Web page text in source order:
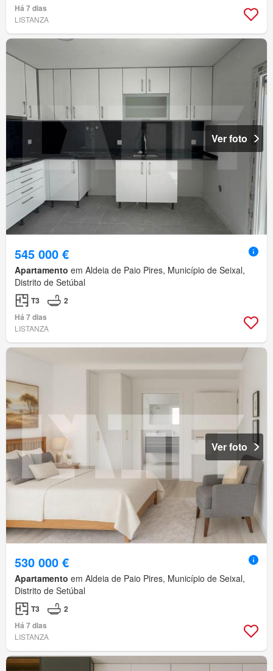
Há 7 dias
LISTANZA
Ver foto
545 000 €
Apartamento em Aldeia de Paio Pires, Município de Seixal,
Distrito de Setúbal
T3
2
Há 7 dias
LISTANZA
Ver foto
530 000 €
Apartamento em Aldeia de Paio Pires, Município de Seixal,
Distrito de Setúbal
T3
2
Há 7 dias
LISTANZA